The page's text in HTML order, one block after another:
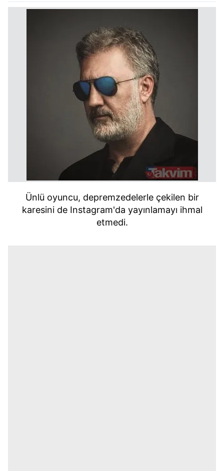
Ünlü oyuncu, depremzedelerle çekilen bir
karesini de Instagram'da yayınlamayı ihmal
etmedi.